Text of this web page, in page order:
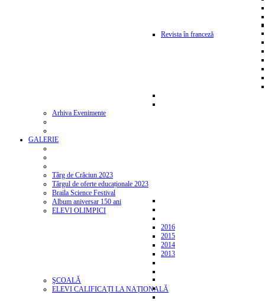
Revista în franceză
Arhiva Evenimente
GALERIE
Târg de Crăciun 2023
Târgul de oferte educaționale 2023
Braila Science Festival
Album aniversar 150 ani
ELEVI OLIMPICI
2016
2015
2014
2013
ŞCOALĂ
ELEVI CALIFICAȚI LA NAȚIONALĂ